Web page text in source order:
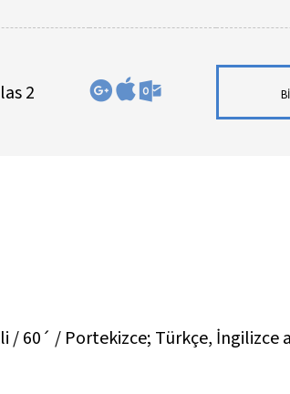
2
/ 60´ / Portekizce; Türkçe, İngilizce